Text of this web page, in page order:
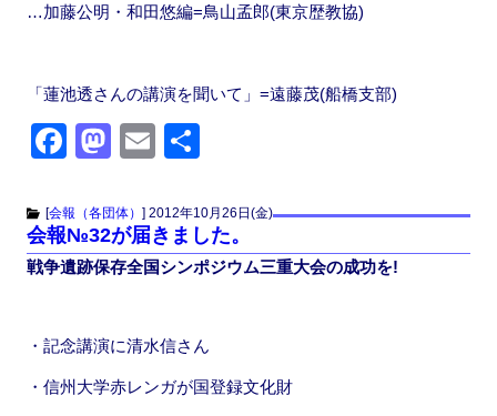
…加藤公明・和田悠編=鳥山孟郎(東京歴教協)
「蓮池透さんの講演を聞いて」=遠藤茂(船橋支部)
F
c
e
b
o
k
M
st
o
d
n
E
ail
[会報（各団体） ] 2012年10月26日(金)
会報№32が届きました。
戦争遺跡保存全国シンポジウム三重大会の成功を!
・記念講演に清水信さん
・信州大学赤レンガが国登録文化財